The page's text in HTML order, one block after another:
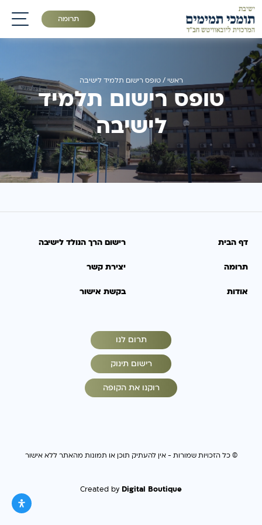
תרומה
תפריט
ראשי/טופס רישום תלמיד לישיבה
טופס רישום תלמיד
לישיבה
דף הבית רישום הרך הנולד לישיבה
תרומה יצירת קשר
אודות בקשת אישור
תרום לנו
רישום תינוק
רוקנו את הקופה
© כל הזכויות שמורות - אין להעתיק תוכן או תמונות מהאתר ללא אישור
Created by Digital Boutique